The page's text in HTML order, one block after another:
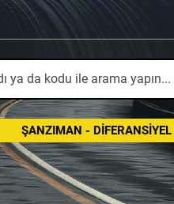
ŞANZIMAN - DIFERANSIYEL